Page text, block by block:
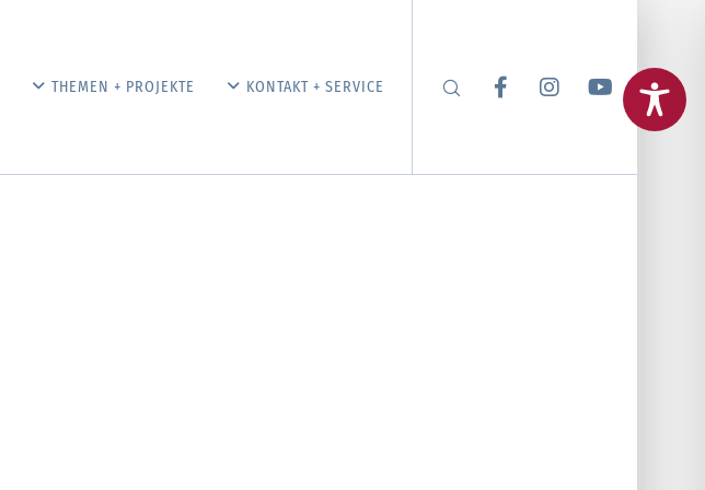
THEMEN + PROJEKTE KONTAKT + SERVICE